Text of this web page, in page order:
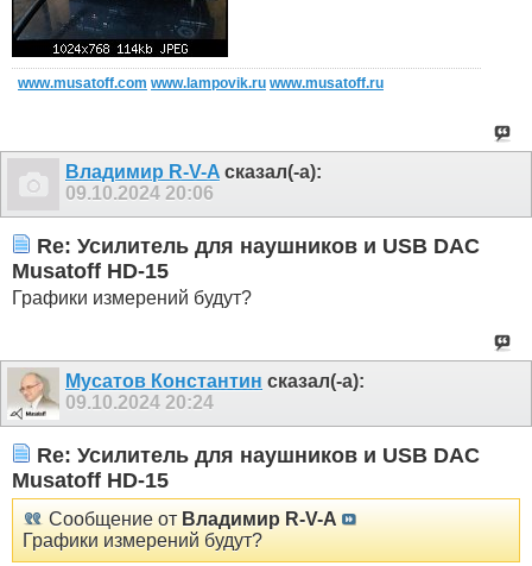
www.musatoff.com www.lampovik.ru www.musatoff.ru
Владимир R-V-A сказал(-а):
09.10.2024 20:06
Re: Усилитель для наушников и USB DAC
Musatoff HD-15
Графики измерений будут?
Мусатов Константин сказал(-а):
09.10.2024 20:24
Re: Усилитель для наушников и USB DAC
Musatoff HD-15
Сообщение от Владимир R-V-A
Графики измерений будут?